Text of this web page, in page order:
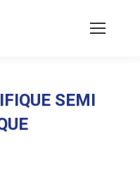
SEMI